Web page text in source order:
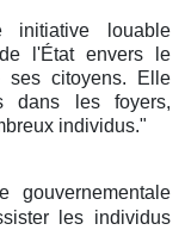
louable
l'État envers le
ses citoyens. Elle
dans les foyers,
individus."
gouvernementale
les individus